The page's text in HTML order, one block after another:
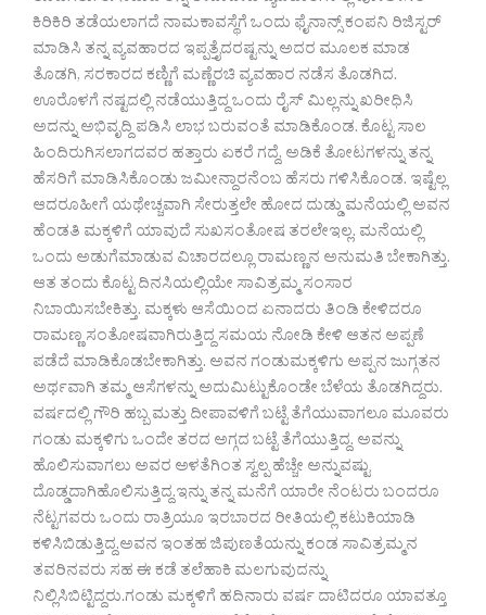
ಕಿರಿಕಿರಿ ತಡೆಯಲಾಗದೆ ನಾಮಕಾವಸ್ಥೆಗೆ ಒಂದು ಫೈನಾನ್ಸ್ ಕಂಪನಿ ರಿಜಿಸ್ಟರ್
ಮಾಡಿಸಿ ತನ್ನ ವ್ಯವಹಾರದ ಇಪ್ಪತ್ತೈದರಷ್ಟನ್ನು ಅದರ ಮೂಲಕ ಮಾಡ
ತೊಡಗಿ, ಸರಕಾರದ ಕಣ್ಣಿಗೆ ಮಣ್ಣೆರಚಿ ವ್ಯವಹಾರ ನಡೆಸ ತೊಡಗಿದ.
ಊರೊಳಗೆ ನಷ್ಟದಲ್ಲಿ ನಡೆಯುತ್ತಿದ್ದ ಒಂದು ರೈಸ್ ಮಿಲ್ಲನ್ನು ಖರೀಧಿಸಿ
ಅದನ್ನು ಅಭಿವೃದ್ದಿ ಪಡಿಸಿ ಲಾಭ ಬರುವಂತೆ ಮಾಡಿಕೊಂಡ. ಕೊಟ್ಟ ಸಾಲ
ಹಿಂದಿರುಗಿಸಲಾಗದವರ ಹತ್ತಾರು ಏಕರೆ ಗದ್ದೆ, ಅಡಿಕೆ ತೋಟಗಳನ್ನು ತನ್ನ
ಹೆಸರಿಗೆ ಮಾಡಿಸಿಕೊಂಡು ಜಮೀನ್ದಾರನೆಂಬ ಹೆಸರು ಗಳಿಸಿಕೊಂಡ. ಇಷ್ಟೆಲ್ಲ
ಆದರೂಹೀಗೆ ಯಥೇಚ್ಚವಾಗಿ ಸೇರುತ್ತಲೇ ಹೋದ ದುಡ್ಡು ಮನೆಯಲ್ಲಿ ಅವನ
ಹೆಂಡತಿ ಮಕ್ಕಳಿಗೆ ಯಾವುದೆ ಸುಖಸಂತೋಷ ತರಲೇಇಲ್ಲ. ಮನೆಯಲ್ಲಿ
ಒಂದು ಅಡುಗೆಮಾಡುವ ವಿಚಾರದಲ್ಲೂ ರಾಮಣ್ಣನ ಅನುಮತಿ ಬೇಕಾಗಿತ್ತು.
ಆತ ತಂದು ಕೊಟ್ಟ ದಿನಸಿಯಲ್ಲಿಯೇ ಸಾವಿತ್ರಮ್ಮ ಸಂಸಾರ
ನಿಬಾಯಿಸಬೇಕಿತ್ತು. ಮಕ್ಕಳು ಆಸೆಯಿಂದ ಏನಾದರು ತಿಂಡಿ ಕೇಳಿದರೂ
ರಾಮಣ್ಣ ಸಂತೋಷವಾಗಿರುತ್ತಿದ್ದ ಸಮಯ ನೋಡಿ ಕೇಳಿ ಆತನ ಅಪ್ಪಣೆ
ಪಡೆದೆ ಮಾಡಿಕೊಡಬೇಕಾಗಿತ್ತು. ಅವನ ಗಂಡುಮಕ್ಕಳಿಗು ಅಪ್ಪನ ಜುಗ್ಗತನ
ಅರ್ಥವಾಗಿ ತಮ್ಮ ಆಸೆಗಳನ್ನು ಅದುಮಿಟ್ಟುಕೊಂಡೇ ಬೆಳೆಯ ತೊಡಗಿದ್ದರು.
ವರ್ಷದಲ್ಲಿ ಗೌರಿ ಹಬ್ಬ ಮತ್ತು ದೀಪಾವಳಿಗೆ ಬಟ್ಟೆ ತೆಗೆಯುವಾಗಲೂ ಮೂವರು
ಗಂಡು ಮಕ್ಕಳಿಗು ಒಂದೇ ತರದ ಅಗ್ಗದ ಬಟ್ಟೆ ತೆಗೆಯುತ್ತಿದ್ದ. ಅವನ್ನು
ಹೊಲಿಸುವಾಗಲು ಅವರ ಅಳತೆಗಿಂತ ಸ್ವಲ್ಪ ಹೆಚ್ಚೇ ಅನ್ನುವಷ್ಟು
ದೊಡ್ಡದಾಗಿಹೊಲಿಸುತ್ತಿದ್ದ.ಇನ್ನು ತನ್ನ ಮನೆಗೆ ಯಾರೇ ನೆಂಟರು ಬಂದರೂ
ನೆಟ್ಟಗವರು ಒಂದು ರಾತ್ರಿಯೂ ಇರಬಾರದ ರೀತಿಯಲ್ಲಿ ಕಟುಕಿಯಾಡಿ
ಕಳಿಸಿಬಿಡುತ್ತಿದ್ದ.ಅವನ ಇಂತಹ ಜಿಪುಣತೆಯನ್ನು ಕಂಡ ಸಾವಿತ್ರಮ್ಮನ
ತವರಿನವರು ಸಹ ಈ ಕಡೆ ತಲೆಹಾಕಿ ಮಲಗುವುದನ್ನು
ನಿಲ್ಲಿಸಿಬಿಟ್ಟಿದ್ದರು.ಗಂಡು ಮಕ್ಕಳಿಗೆ ಹದಿನಾರು ವರ್ಷ ದಾಟಿದರೂ ಯಾವತ್ತೂ